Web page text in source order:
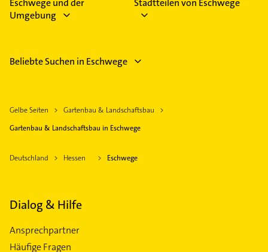
Eschwege und der
Umgebung
Stadtteilen von Eschwege
Beliebte Suchen in Eschwege
Gelbe Seiten
Gartenbau & Landschaftsbau
Gartenbau & Landschaftsbau in Eschwege
Deutschland Hessen Eschwege
Dialog & Hilfe
Ansprechpartner
Häufige Fragen